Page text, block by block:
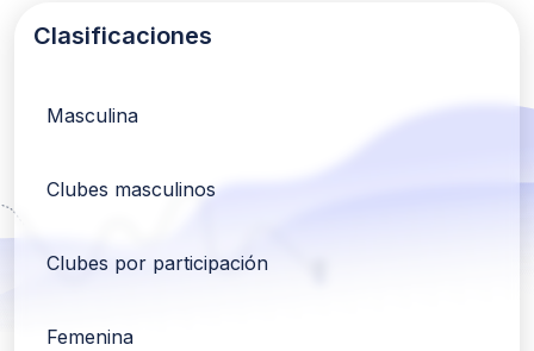
Clasificaciones
Masculina
Clubes masculinos
Clubes por participación
Femenina